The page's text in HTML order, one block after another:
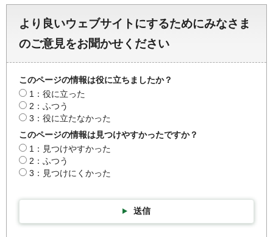
より良いウェブサイトにするためにみなさま
のご意見をお聞かせください
このページの情報は役に立ちましたか？
1：役に立った
2：ふつう
3：役に立たなかった
このページの情報は見つけやすかったですか？
1：見つけやすかった
2：ふつう
3：見つけにくかった
送信